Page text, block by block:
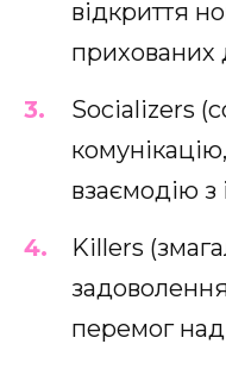
відкриття
прихованих
Socializers
взаємодію
Killers
перемог